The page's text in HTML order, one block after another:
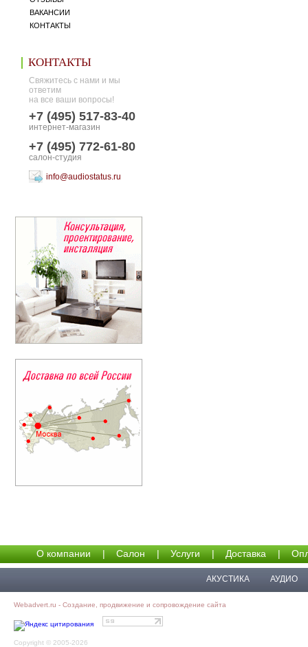
ВАКАНСИИ
КОНТАКТЫ
КОНТАКТЫ
Свяжитесь с нами и мы
ответим
на все ваши вопросы!
+7 (495) 517-83-40
интернет-магазин
+7 (495) 772-61-80
салон-студия
info@audiostatus.ru
О компании | Салон | Услуги | Доставка |
АКУСТИКА АУДИО
Webadvert.ru - Создание, продвижение и сопровождение сайта
Copyright © 2005-2026